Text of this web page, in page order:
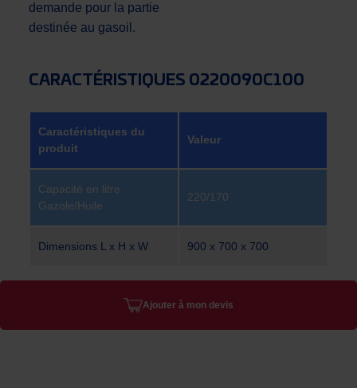
demande pour la partie
destinée au gasoil.
CARACTÉRISTIQUES 0220090C100
Caractéristiques du
produit
Valeur
Capacité en litre
Gazole/Huile
220/170
Dimensions L x H x W 900 x 700 x 700
Ajouter à mon devis